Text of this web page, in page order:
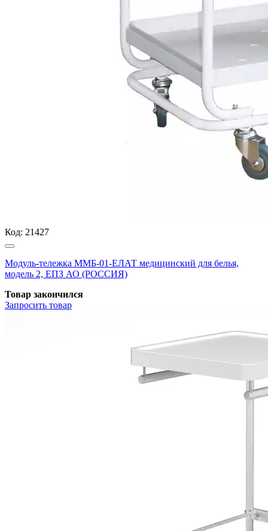
Код: 21427
Модуль-тележка ММБ-01-ЕЛАТ медицинский для белья,
модель 2, ЕПЗ АО (РОССИЯ)
Товар закончился
Запросить товар